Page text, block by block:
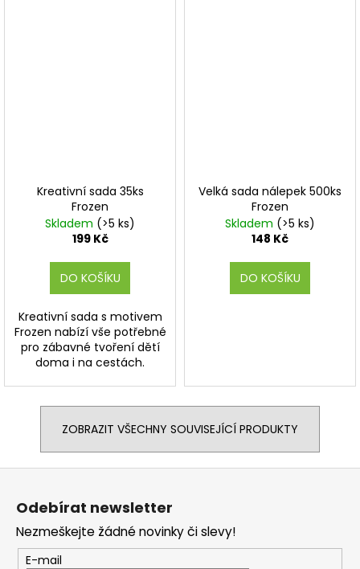
Kreativní sada 35ks
Frozen
Skladem (>5 ks)
199 Kč
DO KOŠÍKU
Kreativní sada s motivem
Frozen nabízí vše potřebné
pro zábavné tvoření dětí
doma i na cestách.
Velká sada nálepek 500ks
Frozen
Skladem (>5 ks)
148 Kč
DO KOŠÍKU
ZOBRAZIT VŠECHNY SOUVISEJÍCÍ PRODUKTY
Z
Odebírat newsletter
Nezmeškejte žádné novinky či slevy!
E-mail